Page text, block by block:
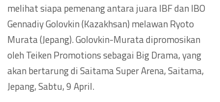
melihat siapa pemenang antara juara IBF dan IBO
Gennadiy Golovkin (Kazakhsan) melawan Ryoto
Murata (Jepang). Golovkin-Murata dipromosikan
oleh Teiken Promotions sebagai Big Drama, yang
akan bertarung di Saitama Super Arena, Saitama,
Jepang, Sabtu, 9 April.